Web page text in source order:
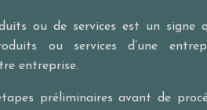
ou de services est un signe
ou services d’une
entreprise.
préliminaires avant de